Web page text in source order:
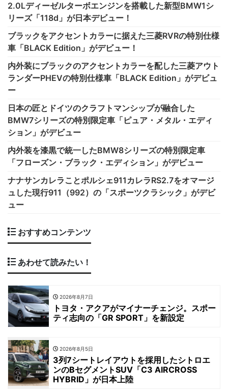
2.0Lディーゼルターボエンジンを搭載した新型BMW1シ
リーズ「118d」が日本デビュー！
ブラックをアクセントカラーに据えた三菱RVRの特別仕様
車「BLACK Edition」がデビュー！
内外装にブラックのアクセントカラーを配した三菱アウト
ランダーPHEVの特別仕様車「BLACK Edition」がデビュ
ー
日本の匠とドイツのクラフトマンシップが融合した
BMW7シリーズの特別限定車「ピュア・メタル・エディ
ション」がデビュー
内外装を漆黒で統一したBMW8シリーズの特別限定車
「フローズン・ブラック・エディション」がデビュー
ナナサンカレラことポルシェ911カレラRS2.7をオマージ
ュした現行911（992）の「スポーツクラシック」がデビ
ュー
おすすめコンテンツ
あわせて読みたい！
2026年8月7日
トヨタ・アクアがマイナーチェンジ。スポー
ティ志向の「GR SPORT」を新設定
2026年8月5日
3列7シートレイアウトを採用したシトロエ
ンのBセグメントSUV「C3 AIRCROSS
HYBRID」が日本上陸